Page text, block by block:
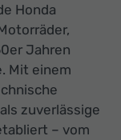
Honda
Jahren
Mit einem
zuverlässige
– vom